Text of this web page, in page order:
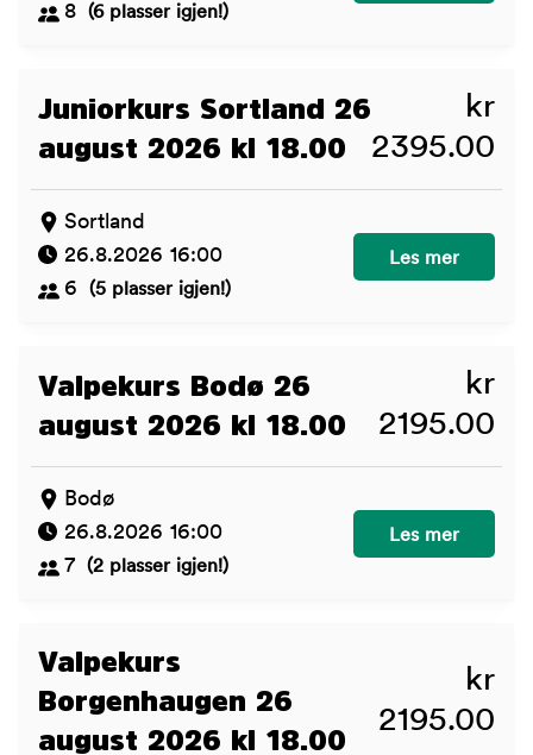
8
(6 plasser igjen!)
Juniorkurs Sortland 26
august 2026 kl 18.00
kr
2395.00
Sortland
26.8.2026 16:00
6
(5 plasser igjen!)
Juniorkurs
Les mer
Valpekurs Bodø 26
august 2026 kl 18.00
kr
2195.00
Bodø
26.8.2026 16:00
7
(2 plasser igjen!)
Valpekurs
Les mer
Valpekurs
Borgenhaugen 26
august 2026 kl 18.00
kr
2195.00